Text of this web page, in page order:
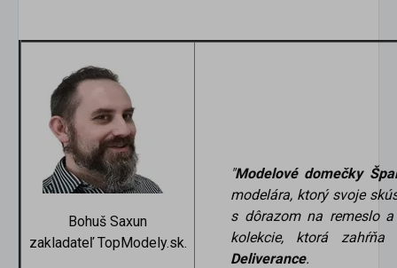
Bohuš Saxun
zakladateľ TopModely.sk.
"Modelové domečky
modelára, ktorý svoje
s dôrazom na remeslo
kolekcie, ktorá
Deliverance.